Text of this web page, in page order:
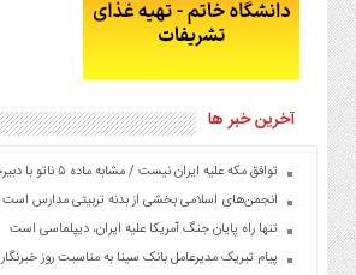
آخرین خبر ها
توافق مکه علیه ایران نیست / مشابه ماده ۵ ناتو با دبیرخانه مشترک
انجمن‌های اسلامی بخشی از بدنه تربیتی مدارس است
تنها راه پایان جنگ آمریکا علیه ایران، دیپلماسی است
پیام تبریک مدیرعامل بانک سینا به مناسبت روز خبرنگار